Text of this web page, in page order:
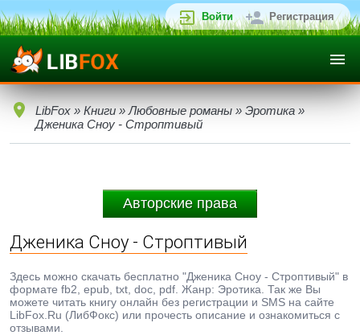
Войти Регистрация
LibFox » Книги » Любовные романы » Эротика »
Дженика Сноу - Строптивый
Авторские права
Дженика Сноу - Строптивый
Здесь можно скачать бесплатно "Дженика Сноу - Строптивый" в
формате fb2, epub, txt, doc, pdf. Жанр: Эротика. Так же Вы
можете читать книгу онлайн без регистрации и SMS на сайте
LibFox.Ru (ЛибФокс) или прочесть описание и ознакомиться с
отзывами.